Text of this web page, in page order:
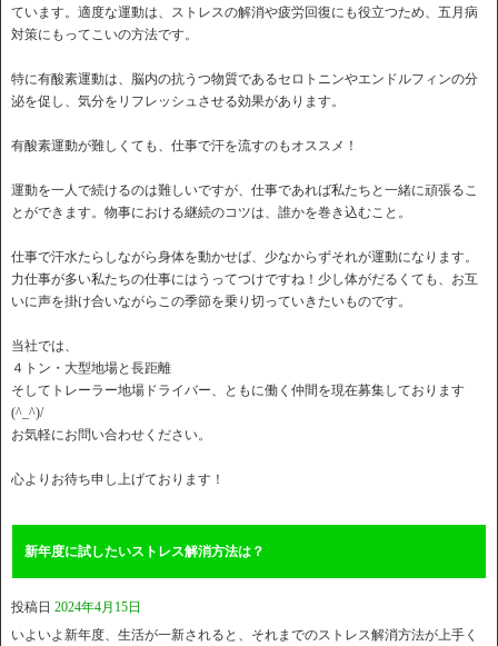
ています。適度な運動は、ストレスの解消や疲労回復にも役立つため、五月病
対策にもってこいの方法です。
特に有酸素運動は、脳内の抗うつ物質であるセロトニンやエンドルフィンの分
泌を促し、気分をリフレッシュさせる効果があります。
有酸素運動が難しくても、仕事で汗を流すのもオススメ！
運動を一人で続けるのは難しいですが、仕事であれば私たちと一緒に頑張るこ
とができます。物事における継続のコツは、誰かを巻き込むこと。
仕事で汗水たらしながら身体を動かせば、少なからずそれが運動になります。
力仕事が多い私たちの仕事にはうってつけですね！少し体がだるくても、お互
いに声を掛け合いながらこの季節を乗り切っていきたいものです。
当社では、
４トン・大型地場と長距離
そしてトレーラー地場ドライバー、ともに働く仲間を現在募集しております
(^_^)/
お気軽にお問い合わせください。
心よりお待ち申し上げております！
新年度に試したいストレス解消方法は？
投稿日 2024年4月15日
いよいよ新年度、生活が一新されると、それまでのストレス解消方法が上手く